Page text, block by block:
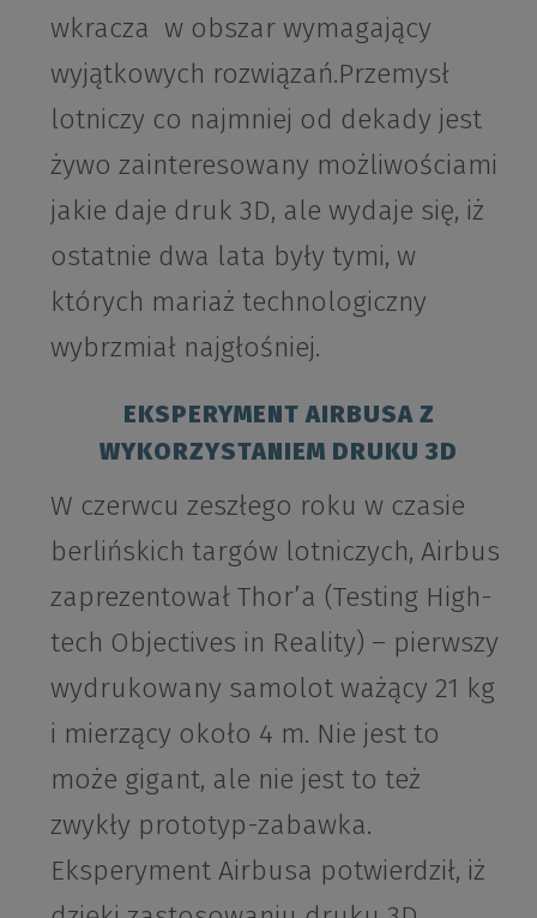
wkracza w obszar wymagający
wyjątkowych rozwiązań.Przemysł
lotniczy co najmniej od dekady jest
żywo zainteresowany możliwościami
jakie daje druk 3D, ale wydaje się, iż
ostatnie dwa lata były tymi, w
których mariaż technologiczny
wybrzmiał najgłośniej.
EKSPERYMENT AIRBUSA Z
WYKORZYSTANIEM DRUKU 3D
W czerwcu zeszłego roku w czasie
berlińskich targów lotniczych, Airbus
zaprezentował Thor’a (Testing High-
tech Objectives in Reality) – pierwszy
wydrukowany samolot ważący 21 kg
i mierzący około 4 m. Nie jest to
może gigant, ale nie jest to też
zwykły prototyp-zabawka.
Eksperyment Airbusa potwierdził, iż